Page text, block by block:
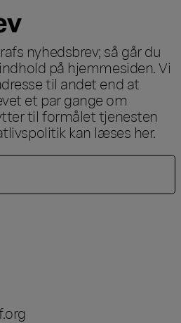
nyhedsbrev; så går du
på hjemmesiden. Vi
til andet end at
et par gange om
til formålet tjenesten
kan læses her.